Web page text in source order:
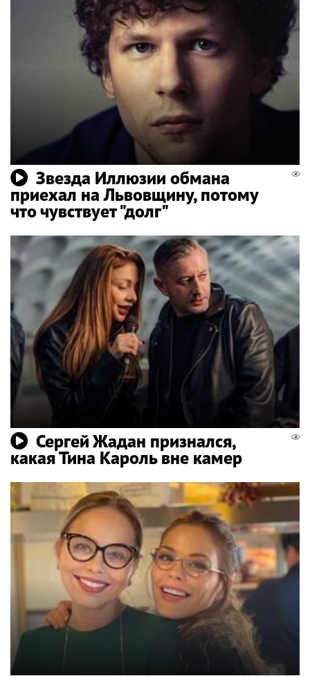
Звезда Иллюзии обмана
приехал на Львовщину, потому
что чувствует "долг"
Сергей Жадан признался,
какая Тина Кароль вне камер